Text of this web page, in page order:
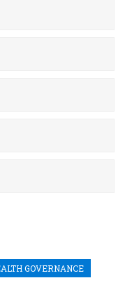
GOVERNANCE